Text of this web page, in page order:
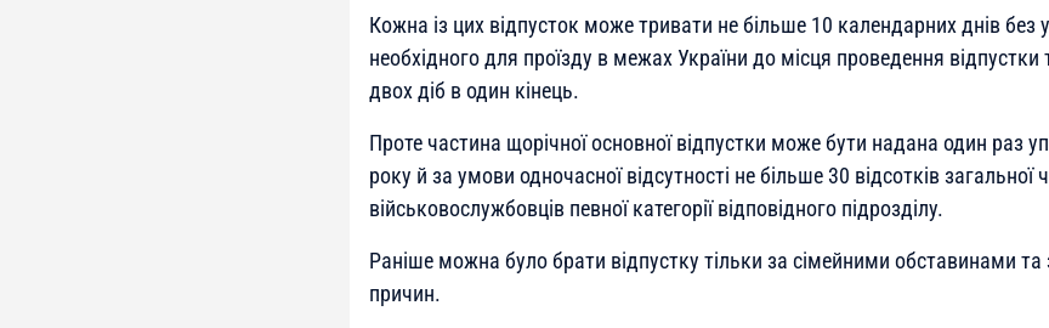
Кожна із цих відпусток може тривати не більше 10 календарних днів без
необхідного для проїзду в межах України до місця проведення
двох діб в один кінець.
Проте частина щорічної основної відпустки може бути надана один раз
року й за умови одночасної відсутності не більше 30 відсотків загальної
військовослужбовців певної категорії відповідного підрозділу.
Раніше можна було брати відпустку тільки за сімейними обставинами
причин.